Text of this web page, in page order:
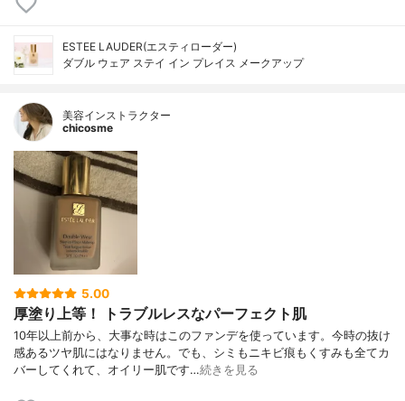
ESTEE LAUDER(エスティローダー)
ダブル ウェア ステイ イン プレイス メークアップ
美容インストラクター
chicosme
5.00
厚塗り上等！ トラブルレスなパーフェクト肌
10年以上前から、大事な時はこのファンデを使っています。今時の抜け
感あるツヤ肌にはなりません。でも、シミもニキビ痕もくすみも全てカ
バーしてくれて、オイリー肌です…続きを見る